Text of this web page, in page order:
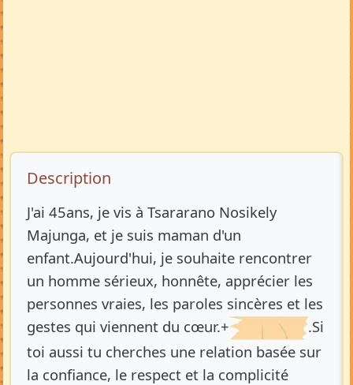
Description de l’annonce
Description
J'ai 45ans, je vis à Tsararano Nosikely
Majunga, et je suis maman d'un
enfant.Aujourd'hui, je souhaite rencontrer
un homme sérieux, honnête, apprécier les
personnes vraies, les paroles sincères et les
gestes qui viennent du cœur.+
.Si
toi aussi tu cherches une relation basée sur
la confiance, le respect et la complicité